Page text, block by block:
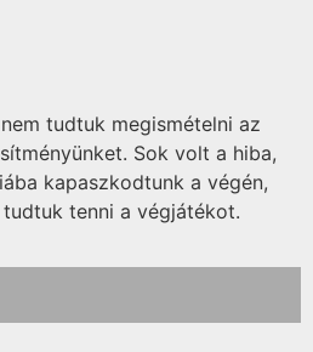
tudtuk megismételni az
Sok volt a hiba,
kapaszkodtunk a végén,
tenni a végjátékot.